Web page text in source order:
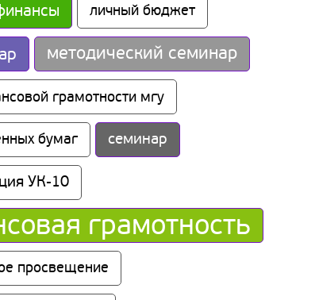
личный бюджет
методический семинар
грамотности мгу
бумаг семинар
УК-10
грамотность
просвещение